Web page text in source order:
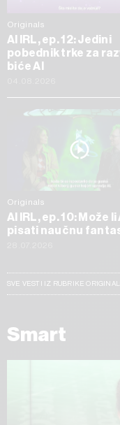
Originals
AI IRL, ep. 12: Jedini
pobednik trke za
biće AI
Originals
AI IRL, ep. 10: Može li
pisati naučnu
SVE VESTI IZ RUBRIKE
Smart